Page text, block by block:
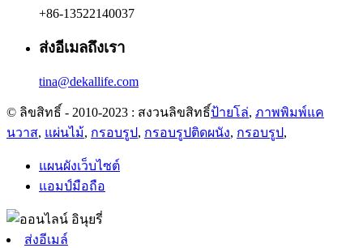
+86-13522140037
ส่งอีเมลถึงเรา
tina@dekallife.com
© ลิขสิทธิ์ - 2010-2023 : สงวนลิขสิทธิ์ป้ายโล่, ภาพพิมพ์แค
นวาส, แผ่นไม้, กรอบรูป, กรอบรูปติดผนัง, กรอบรูป,
แผนผังเว็บไซต์
แอมป์มือถือ
ส่งอีเมล์